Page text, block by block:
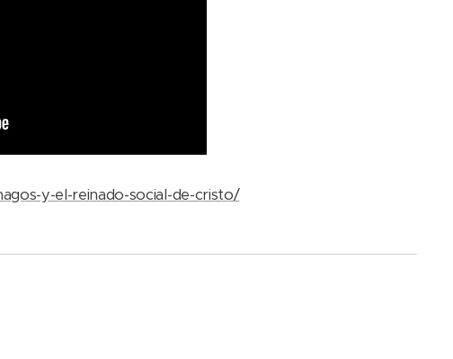
y-el-reinado-social-de-cristo/